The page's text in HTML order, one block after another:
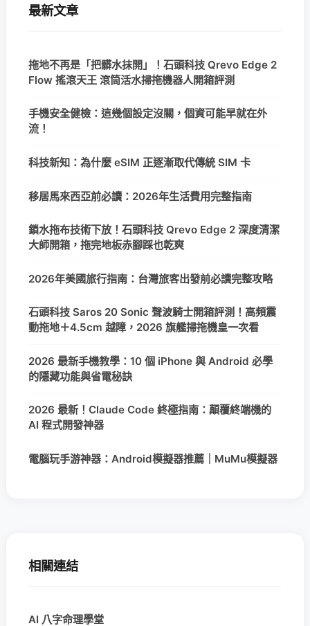
最新文章
拖地不再是「把髒水抹開」！石頭科技 Qrevo Edge 2
Flow 搖滾天王 滾筒活水掃拖機器人開箱評測
手機安全健檢：這幾個設定沒關，個資可能早就在外
流！
科技新知：為什麼 eSIM 正逐漸取代傳統 SIM 卡
移居馬來西亞前必讀：2026年生活費用完整指南
鎖水拖布技術下放！石頭科技 Qrevo Edge 2 深度清潔
大師開箱，拖完地板赤腳踩也乾爽
2026年美國旅行指南：台灣旅客出發前必讀完整攻略
石頭科技 Saros 20 Sonic 聲波騎士開箱評測！高頻震
動拖地＋4.5cm 越障，2026 旗艦掃拖機皇一次看
2026 最新手機教學：10 個 iPhone 與 Android 必學
的隱藏功能與省電秘訣
2026 最新！Claude Code 終極指南：顛覆終端機的
AI 程式開發神器
電腦玩手游神器：Android模擬器推薦｜MuMu模擬器
相關連結
AI 八字命理學堂